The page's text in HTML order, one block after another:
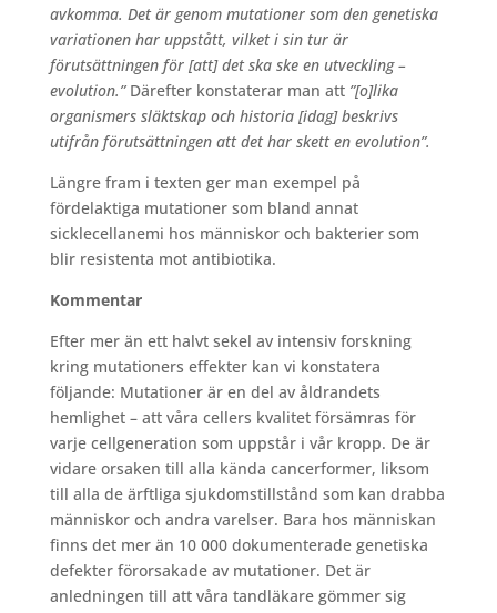
avkomma. Det är genom mutationer som den genetiska
variationen har uppstått, vilket i sin tur är
förutsättningen för [att] det ska ske en utveckling –
evolution.” Därefter konstaterar man att ”[o]lika
organismers släktskap och historia [idag] beskrivs
utifrån förutsättningen att det har skett en evolution”.
Längre fram i texten ger man exempel på
fördelaktiga mutationer som bland annat
sicklecellanemi hos människor och bakterier som
blir resistenta mot antibiotika.
Kommentar
Efter mer än ett halvt sekel av intensiv forskning
kring mutationers effekter kan vi konstatera
följande: Mutationer är en del av åldrandets
hemlighet – att våra cellers kvalitet försämras för
varje cellgeneration som uppstår i vår kropp. De är
vidare orsaken till alla kända cancerformer, liksom
till alla de ärftliga sjukdomstillstånd som kan drabba
människor och andra varelser. Bara hos människan
finns det mer än 10 000 dokumenterade genetiska
defekter förorsakade av mutationer. Det är
anledningen till att våra tandläkare gömmer sig